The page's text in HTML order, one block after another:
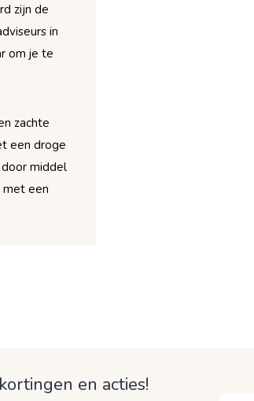
zijn de
in
om je te
zachte
een droge
middel
met een
en acties!